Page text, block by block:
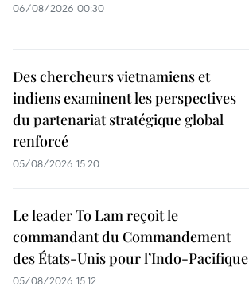
06/08/2026 00:30
Des chercheurs vietnamiens et
indiens examinent les perspectives
du partenariat stratégique global
renforcé
05/08/2026 15:20
Le leader To Lam reçoit le
commandant du Commandement
des États-Unis pour l’Indo-Pacifique
05/08/2026 15:12